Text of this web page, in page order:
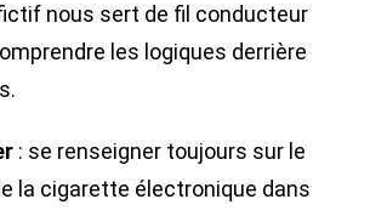
nous sert de fil conducteur
les logiques derrière
: se renseigner toujours sur le
la cigarette électronique dans